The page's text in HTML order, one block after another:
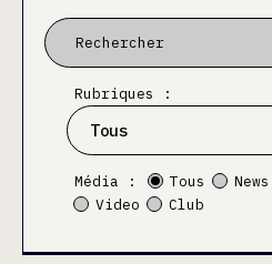
Rubriques :
Média : Tous News
Video
Club